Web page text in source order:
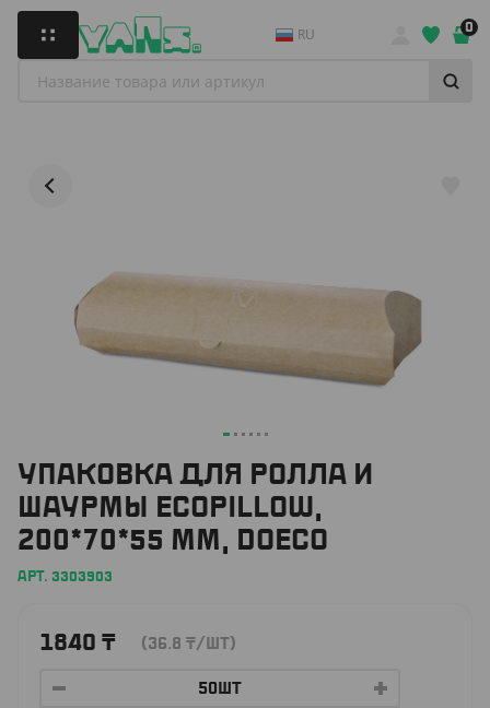
RU 0
УПАКОВКА ДЛЯ РОЛЛА И
ШАУРМЫ ECOPILLOW,
200*70*55 ММ, DOECO
АРТ. 3303903
1840 ₸ (36.8 ₸/ШТ)